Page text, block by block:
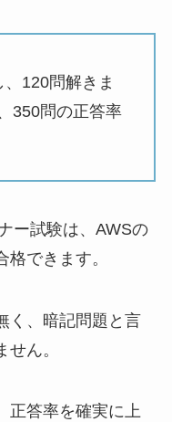
120問解きま
350問の正答率
ー試験は、AWSの
できます。
く、暗記問題と言
ん。
正答率を確実に上